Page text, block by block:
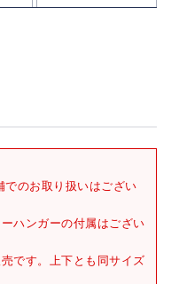
でのお取り扱いはござい
ハンガーの付属はござい
です。上下とも同サイズ